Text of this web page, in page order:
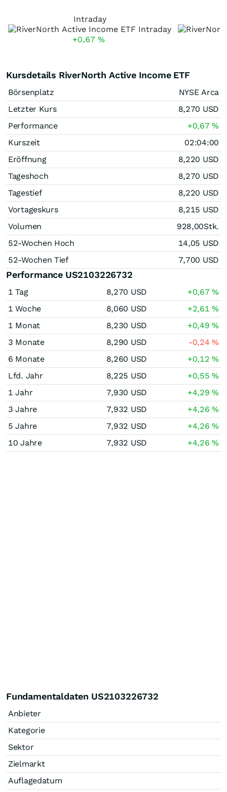
Intraday
+0,67 %
Kursdetails RiverNorth Active Income ETF
Börsenplatz
NYSE Arca
Letzter Kurs
8,270 USD
Performance
+0,67%
Kurszeit
02:04:00
Eröffnung
8,220 USD
Tageshoch
8,270 USD
Tagestief
8,220 USD
Vortageskurs
8,215 USD
Volumen
928,00Stk.
52-Wochen Hoch
14,05 USD
52-Wochen Tief
7,700 USD
Performance US2103226732
1 Tag 8,270 USD +0,67%
1 Woche
8,060 USD +2,61%
1 Monat
8,230 USD +0,49%
3 Monate
8,290 USD -0,24%
6 Monate
8,260 USD +0,12%
Lfd. Jahr
8,225 USD +0,55%
1 Jahr
7,930 USD +4,29%
3 Jahre
7,932 USD +4,26%
5 Jahre
7,932 USD +4,26%
10 Jahre
7,932 USD +4,26%
Fundamentaldaten US2103226732
Anbieter
Kategorie
Sektor
Zielmarkt
Auflagedatum